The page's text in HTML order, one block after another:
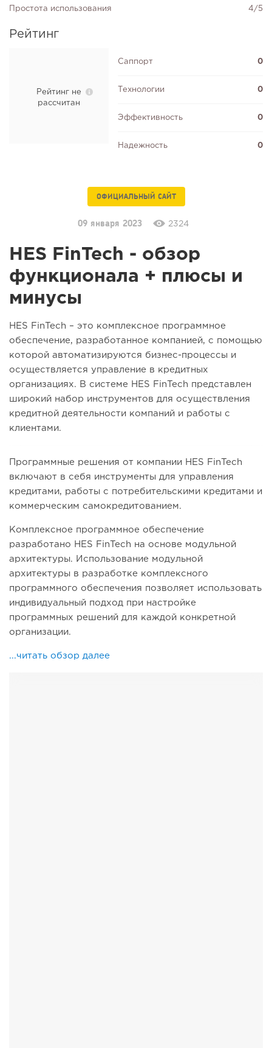
Простота использования 4/5
Рейтинг
Рейтинг не
рассчитан
Саппорт 0
Технологии 0
Эффективность 0
Надежность 0
ОФИЦИАЛЬНЫЙ САЙТ
09 января 2023 2324
HES FinTech - обзор
функционала + плюсы и
минусы
HES FinTech – это комплексное программное
обеспечение, разработанное компанией, с помощью
которой автоматизируются бизнес-процессы и
осуществляется управление в кредитных
организациях.
В системе HES FinTech представлен
широкий набор инструментов для осуществления
кредитной деятельности компаний и работы с
клиентами.
Программные решения от компании HES FinTech
включают в себя инструменты для управления
кредитами, работы с потребительскими кредитами и
коммерческим самокредитованием.
Комплексное программное обеспечение
разработано HES FinTech на основе модульной
архитектуры.
Использование модульной
архитектуры в разработке комплексного
программного обеспечения позволяет использовать
индивидуальный подход при настройке
программных решений для каждой конкретной
организации.
...читать обзор далее